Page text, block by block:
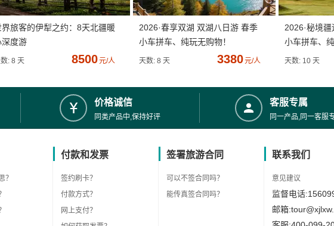
界旅客的伊犁之约：8天北疆暖
深度游
: 8 天 8500元/人
2026·春享双湖 双湖八日游 春季
小车拼车、纯玩无购物！
天数: 8 天 3380元/人
2026·秘境
小车拼车、
天数: 10 天
价格诚信
同类产品中,保持好评
客服专属
同一产品,同一客服
？
付款和发票
签约刷卡？
付款方式？
网上支付？
签署旅游合同
可以不签合同吗？
能传真签合同吗？
联系我们
意见建议
监督电话
邮箱